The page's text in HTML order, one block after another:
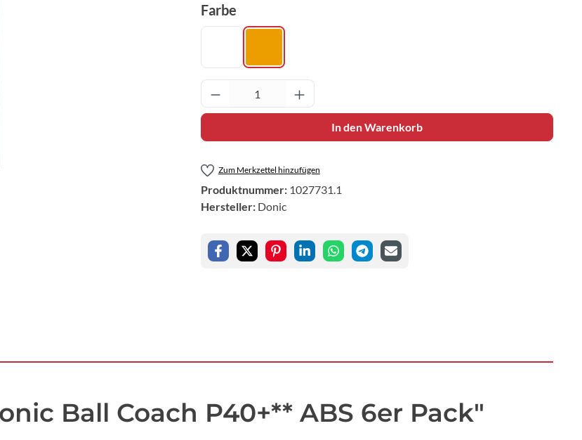
Farbeauswählen
Produkt Anzahl: Gib den gewünschten Wert ein
In den Warenkorb
Zum Merkzettel hinzufügen
Produktnummer: 1027731.1
Hersteller: Donic
Ball Coach P40+** ABS 6er Pack"